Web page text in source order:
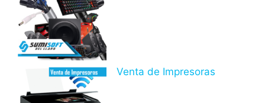
Venta de Impresoras